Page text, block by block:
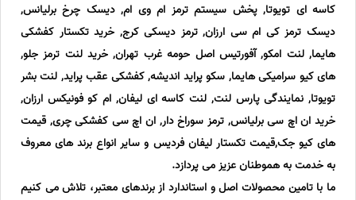
کاسه ای تویوتا, پخش سیستم ترمز ام وی ام, دیسک چرخ برلیانس,
دیسک ترمز کی ام سی ارزان, ترمز دیسکی کرج, خرید تکستار کفشکی
هایما, لنت امکو, آفورتیس اصل حومه غرب تهران, خرید لنت ترمز جلو,
های کیو سرامیکی هایما, سکو پراید اندیشه, کفشکی عقب پراید, لنت بشر
تویوتا, نمایندگی پارس لنت, لنت کاسه ای لیفان, ام کو فونیکس ارزان,
خرید ان اچ سی برلیانس, ترمز سوراخ دار, ان اچ سی کفشکی چری, قیمت
های کیو جک,قیمت تکستار لیفان فردیس و سایر انواع برند های معروف
به خدمت به هموطنان عزیز می پردازد.
ما با تامین محصولات اصل و استاندارد از برندهای معتبر، تلاش می کنیم